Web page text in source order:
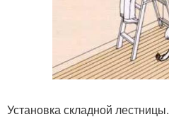
Установка складной лестницы.